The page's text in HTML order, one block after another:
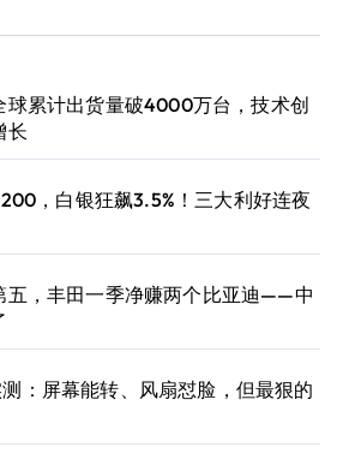
球累计出货量破4000万台，技术创
长
，白银狂飙3.5%！三大利好连夜
五，丰田一季净赚两个比亚迪——中
：屏幕能转、风扇怼脸，但最狠的